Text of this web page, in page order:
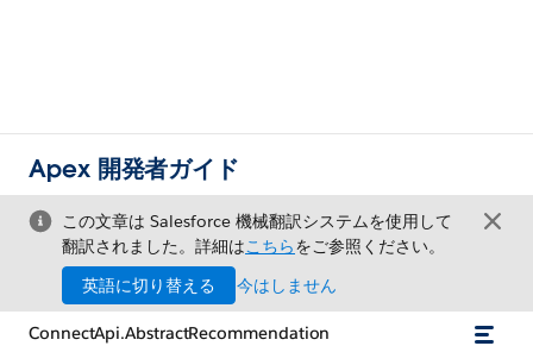
Apex 開発者ガイド
この文章は Salesforce 機械翻訳システムを使用して
翻訳されました。詳細はこちらをご参照ください。
英語に切り替える
今はしません
ConnectApi.AbstractRecommendation